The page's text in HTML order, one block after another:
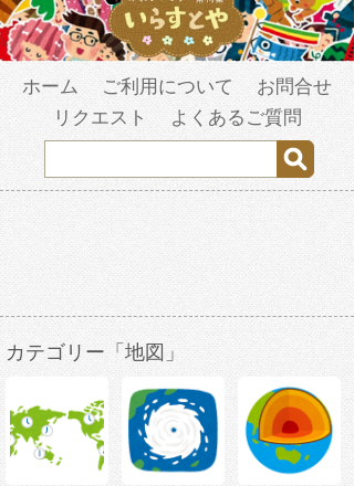
ホーム ご利用について
お問合せ
リクエスト
よくあるご質問
カテゴリー「地図」